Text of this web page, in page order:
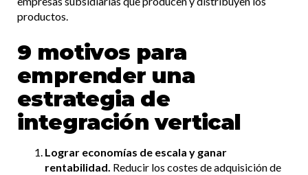
productos.
9 motivos para
emprender una
estrategia de
integración vertical
Lograr economías de escala y ganar
rentabilidad. Reducir los costes de adquisición de